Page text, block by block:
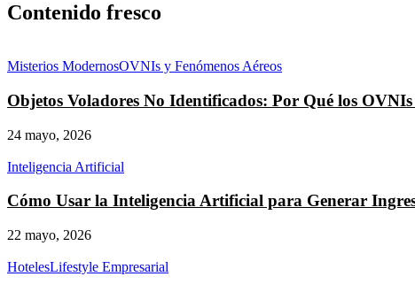
Contenido fresco
Misterios ModernosOVNIs y Fenómenos Aéreos
Objetos Voladores No Identificados: Por Qué los
24 mayo, 2026
Inteligencia Artificial
Cómo Usar la Inteligencia Artificial para Generar
22 mayo, 2026
HotelesLifestyle Empresarial